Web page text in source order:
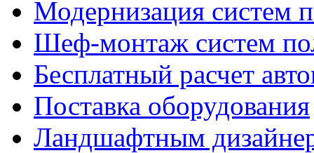
Модернизация систем
Шеф-монтаж систем
Бесплатный расчет
Поставка оборудования
Ландшафтным